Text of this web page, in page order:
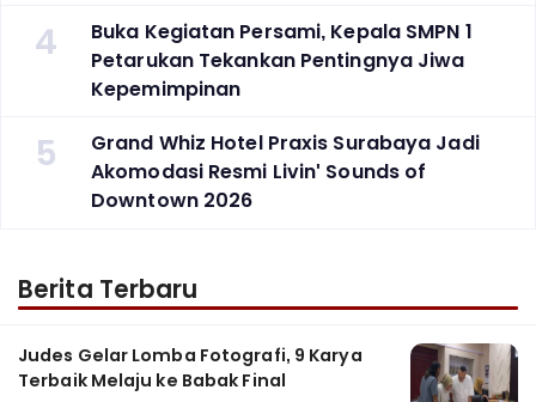
4
Buka Kegiatan Persami, Kepala SMPN 1
Petarukan Tekankan Pentingnya Jiwa
Kepemimpinan
5
Grand Whiz Hotel Praxis Surabaya Jadi
Akomodasi Resmi Livin' Sounds of
Downtown 2026
Berita Terbaru
Judes Gelar Lomba Fotografi, 9 Karya
Terbaik Melaju ke Babak Final